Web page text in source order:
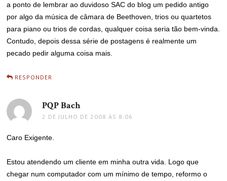
a ponto de lembrar ao duvidoso SAC do blog um pedido antigo
por algo da música de câmara de Beethoven, trios ou quartetos
para piano ou trios de cordas, qualquer coisa seria tão bem-vinda.
Contudo, depois dessa série de postagens é realmente um
pecado pedir alguma coisa mais.
RESPONDER
PQP Bachdisse:
2 DE JULHO DE 2008 ÀS 8:06
Caro Exigente.
Estou atendendo um cliente em minha outra vida. Logo que
chegar num computador com um mínimo de tempo, reformo o